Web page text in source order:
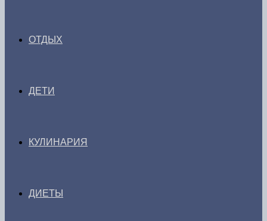
ОТДЫХ
ДЕТИ
КУЛИНАРИЯ
ДИЕТЫ